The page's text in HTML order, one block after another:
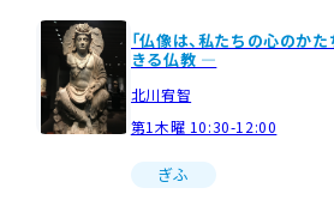
「仏像は、私たちの心のか
きる仏教 ―
北川宥智
第1木曜 10:30-12:00
ぎふ